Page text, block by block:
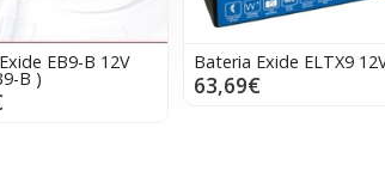
EB9-B 12V
B )
Bateria Exide ELTX9
63,69€